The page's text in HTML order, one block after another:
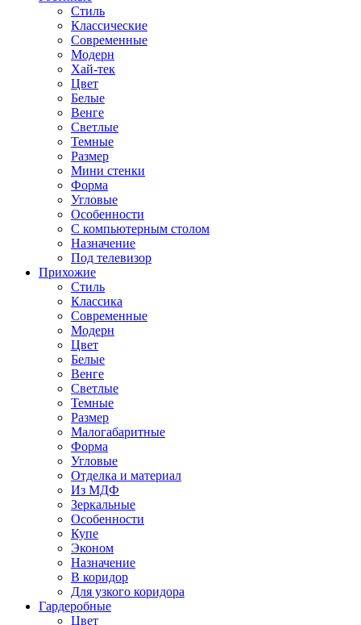
Стиль
Классические
Современные
Модерн
Хай-тек
Цвет
Белые
Венге
Светлые
Темные
Размер
Мини стенки
Форма
Угловые
Особенности
С компьютерным столом
Назначение
Под телевизор
Прихожие
Стиль
Классика
Современные
Модерн
Цвет
Белые
Венге
Светлые
Темные
Размер
Малогабаритные
Форма
Угловые
Отделка и материал
Из МДФ
Зеркальные
Особенности
Купе
Эконом
Назначение
В коридор
Для узкого коридора
Гардеробные
Цвет